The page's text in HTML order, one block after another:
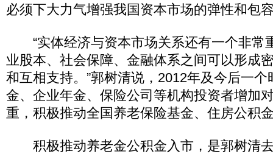
必须下大力气增强我国资本市场的弹性和包
“实体经济与资本市场关系还有一个非常
业股本、社会保障、金融体系之间可以形成
和互相支持。”郭树清说，2012年及今后一
金、企业年金、保险公司等机构投资者增加
重，积极推动全国养老保险基金、住房公积
积极推动养老金公积金入市，是郭树清